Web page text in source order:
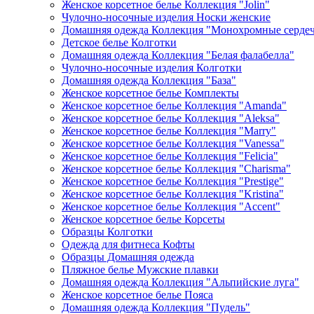
Женское корсетное белье Коллекция "Jolin"
Чулочно-носочные изделия Носки женские
Домашняя одежда Коллекция "Монохромные
Детское белье Колготки
Домашняя одежда Коллекция "Белая фалабелла"
Чулочно-носочные изделия Колготки
Домашняя одежда Коллекция "База"
Женское корсетное белье Комплекты
Женское корсетное белье Коллекция "Amanda"
Женское корсетное белье Коллекция "Aleksa"
Женское корсетное белье Коллекция "Marry"
Женское корсетное белье Коллекция "Vanessa"
Женское корсетное белье Коллекция "Felicia"
Женское корсетное белье Коллекция "Charisma"
Женское корсетное белье Коллекция "Prestige"
Женское корсетное белье Коллекция "Kristina"
Женское корсетное белье Коллекция "Accent"
Женское корсетное белье Корсеты
Образцы Колготки
Одежда для фитнеса Кофты
Образцы Домашняя одежда
Пляжное белье Мужские плавки
Домашняя одежда Коллекция "Альпийские луга"
Женское корсетное белье Пояса
Домашняя одежда Коллекция "Пудель"